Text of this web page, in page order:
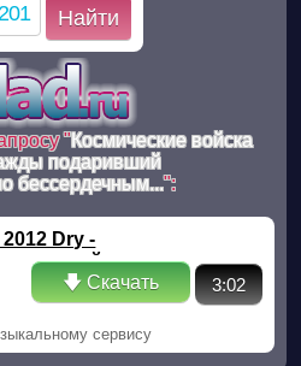
Найти
"Космические войска
подаривший
бессердечным...":
Dry -
бессердечным...
🡇 Скачать 3:02
сервису